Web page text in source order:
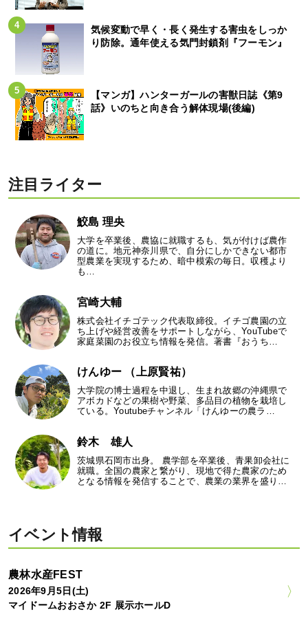
気候変動で早く・長く発生する害虫をしっか
り防除。通年使える気門封鎖剤『フーモン』
【マンガ】ハンターガールの害獣日誌《第9
話》いのちと向き合う解体現場(後編)
注目ライター
鮫島 理央
大学を卒業後、農協に就職するも、気が付けば農作
の道に。地元神奈川県で、自分にしかできない都市
型農業を実現するため、暗中模索の毎日。収穫より
も…
宮崎大輔
株式会社イチゴテック代表取締役。イチゴ農園の立
ち上げや経営改善をサポートしながら、YouTubeで
家庭菜園のお役立ち情報を発信。著書『おうち…
けんゆー （上原賢祐）
大学院の博士過程を中退し、生まれ故郷の沖縄県で
アボカドなどの果樹や野菜、多品目の植物を栽培し
ている。Youtubeチャンネル「けんゆーの農ラ…
鈴木 雄人
茨城県石岡市出身。 農学部を卒業後、青果卸会社に
就職。全国の農家と繋がり、現地で得た農家のため
となる情報を発信することで、農業の業界を盛り…
イベント情報
農林水産FEST
2026年9月5日(土)
マイドームおおさか 2F 展示ホールD